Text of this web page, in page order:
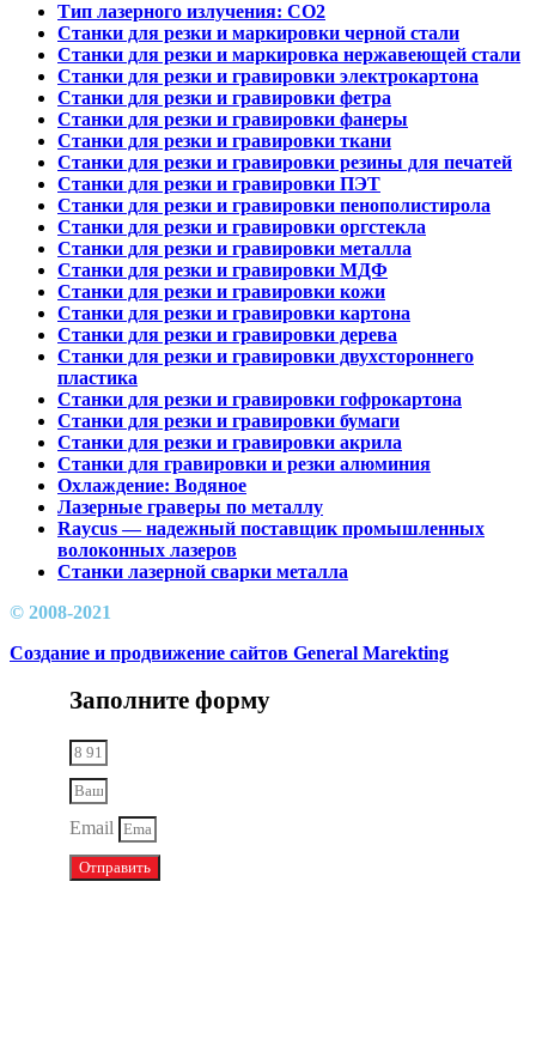
Тип лазерного излучения: СО2
Станки для резки и маркировки черной стали
Станки для резки и маркировка нержавеющей стали
Станки для резки и гравировки электрокартона
Станки для резки и гравировки фетра
Станки для резки и гравировки фанеры
Станки для резки и гравировки ткани
Станки для резки и гравировки резины для печатей
Станки для резки и гравировки ПЭТ
Станки для резки и гравировки пенополистирола
Станки для резки и гравировки оргстекла
Станки для резки и гравировки металла
Станки для резки и гравировки МДФ
Станки для резки и гравировки кожи
Станки для резки и гравировки картона
Станки для резки и гравировки дерева
Станки для резки и гравировки двухстороннего
пластика
Станки для резки и гравировки гофрокартона
Станки для резки и гравировки бумаги
Станки для резки и гравировки акрила
Станки для гравировки и резки алюминия
Охлаждение: Водяное
Лазерные граверы по металлу
Raycus — надежный поставщик промышленных
волоконных лазеров
Cтанки лазерной сварки металла
© 2008-2021
Создание и продвижение сайтов General Marekting
Заполните форму
Email
Отправить